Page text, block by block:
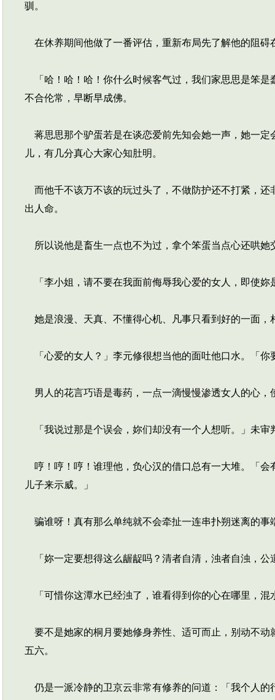
驯。
在休养期间他做了一番评估，重新布局先了解他的阻
「哈！哈！哈！你什么时候客气过，我们家思思是笨是
不合伦常，早断早成佛。
蒋思思那个驴蛋若是在谈恋爱前先知会她一声，她一定
儿，有几分真心大家心知肚明。
而他千不该万不该的玩过头了，不做防护还不打紧，还
出人命。
所以说他是畜生一点也不为过，拿个笨蛋当点心还哄她
「李小姐，请不要在我面前侮辱我心爱的女人，即使
她是浪漫、天真、不懂得心机、凡事只看到好的一面
「心爱的女人？」李元修很想当他的面吐他口水。「
男人的花言巧语是毒药，一点一滴慢慢渗透女人的心
「我说过那是个误会，妳们却没有一个人想听。」未审
哼！哼！哼！谁理他，负心汉的借口总有一大堆。「会
儿子来示威。」
骗谁呀！真有那么单纯就不会牵扯一连串扑朔迷离的事
「妳一定要想得这么龌龊吗？清者自清，浊者自浊，公
「可惜你这潭水已经浊了，谁看得到你的心在哪里，混
要不是她家的桐月要她修身养性、适可而止，别动不动
五六。
仍是一派冷静的卫京云非常有修养的问道：「我个人的